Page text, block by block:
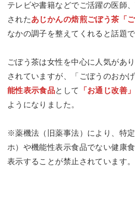
テレビや書籍などでご活躍の医師
されたあじかんの焙煎ごぼう茶「
なかの調子を整えてくれると話題で
ごぼう茶は女性を中心に人気があ
されていますが、「ごぼうのおか
能性表示食品として 「お通じ改善
ようになりました。
※薬機法（旧薬事法）により、特
ホ）や機能性表示食品でない健康
表示することが禁止されています。